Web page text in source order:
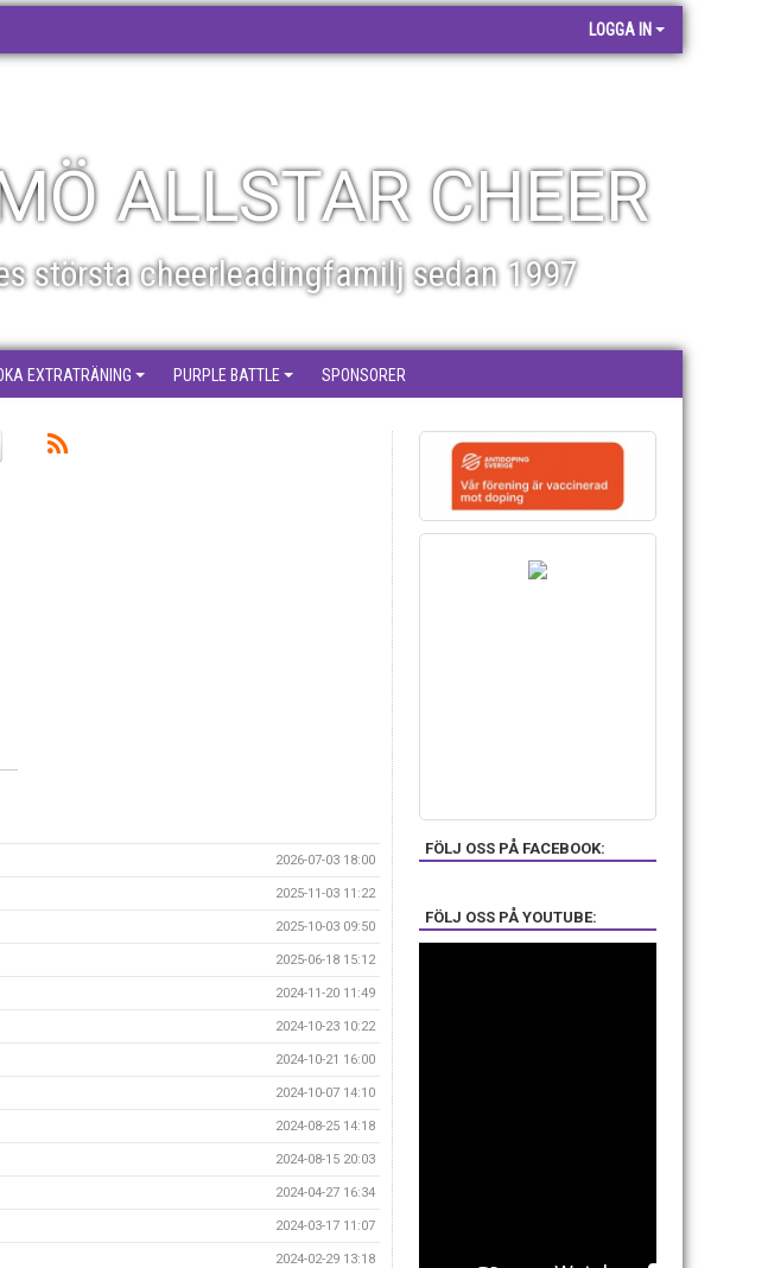
LOGGA IN
ALLSTAR CHEER
största cheerleadingfamilj sedan 1997
EXTRATRÄNING PURPLE BATTLE SPONSORER
2026-07-03 18:00
2025-11-03 11:22
2025-10-03 09:50
2025-06-18 15:12
2024-11-20 11:49
2024-10-23 10:22
2024-10-21 16:00
2024-10-07 14:10
2024-08-25 14:18
2024-08-15 20:03
2024-04-27 16:34
2024-03-17 11:07
2024-02-29 13:18
FÖLJ OSS PÅ FACEBOOK:
FÖLJ OSS PÅ YOUTUBE: